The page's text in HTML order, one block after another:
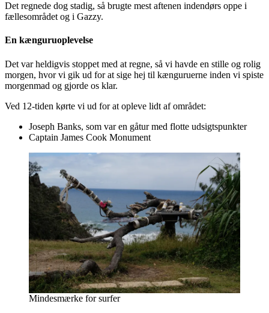
Det regnede dog stadig, så brugte mest aftenen indendørs oppe i
fællesområdet og i Gazzy.
En kænguruoplevelse
Det var heldigvis stoppet med at regne, så vi havde en stille og rolig
morgen, hvor vi gik ud for at sige hej til kænguruerne inden vi spiste
morgenmad og gjorde os klar.
Ved 12-tiden kørte vi ud for at opleve lidt af området:
Joseph Banks, som var en gåtur med flotte udsigtspunkter
Captain James Cook Monument
Mindesmærke for surfer